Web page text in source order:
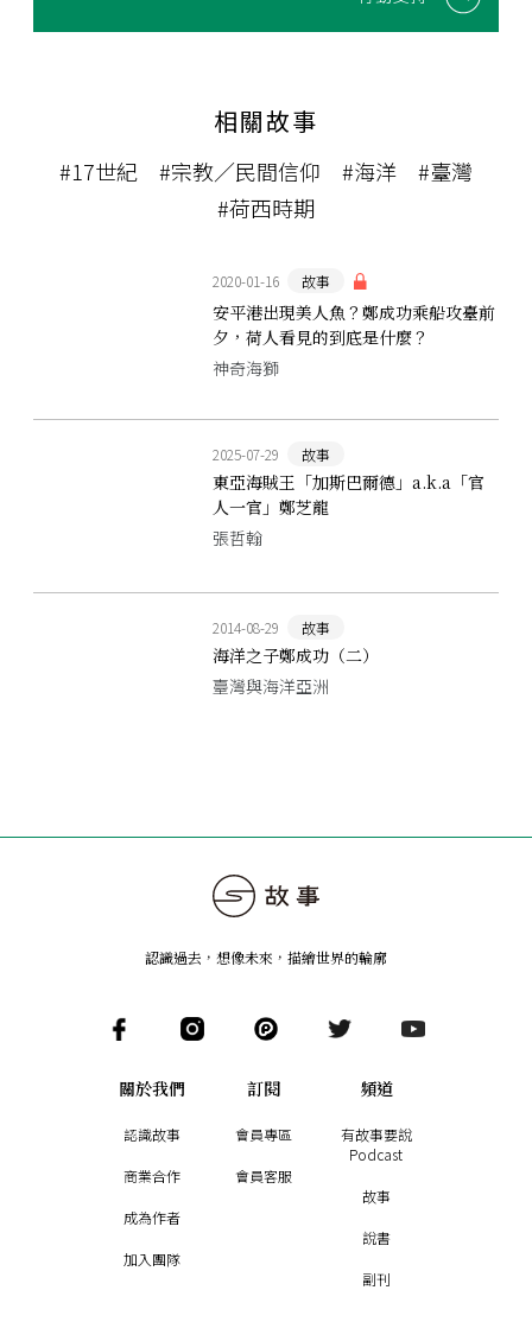
相關故事
#17世紀 #宗教／民間信仰 #海洋
#臺灣
#荷西時期
2020-01-16 故事
安平港出現美人魚？鄭成功乘船攻臺前
夕，荷人看見的到底是什麼？
神奇海獅
2025-07-29 故事
東亞海賊王「加斯巴爾德」a.k.a「官
人一官」鄭芝龍
張哲翰
2014-08-29 故事
海洋之子鄭成功（二）
臺灣與海洋亞洲
認識過去，想像未來 ， 描繪世界的輪廓
關於我們
認識故事
商業合作
成為作者
加入團隊
訂閱
會員專區
會員客服
頻道
有故事要說
Podcast
故事
說書
副刊